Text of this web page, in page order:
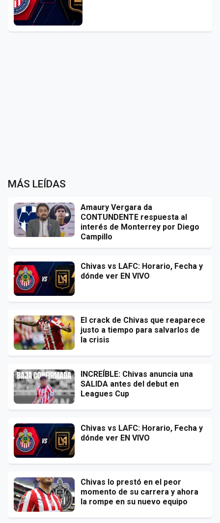
MÁS LEÍDAS
Amaury Vergara da
CONTUNDENTE respuesta al
interés de Monterrey por Diego
Campillo
Chivas vs LAFC: Horario, Fecha y
dónde ver EN VIVO
El crack de Chivas que reaparece
justo a tiempo para salvarlos de
la crisis
INCREÍBLE: Chivas anuncia una
SALIDA antes del debut en
Leagues Cup
Chivas vs LAFC: Horario, Fecha y
dónde ver EN VIVO
Chivas lo prestó en el peor
momento de su carrera y ahora
la rompe en su nuevo equipo